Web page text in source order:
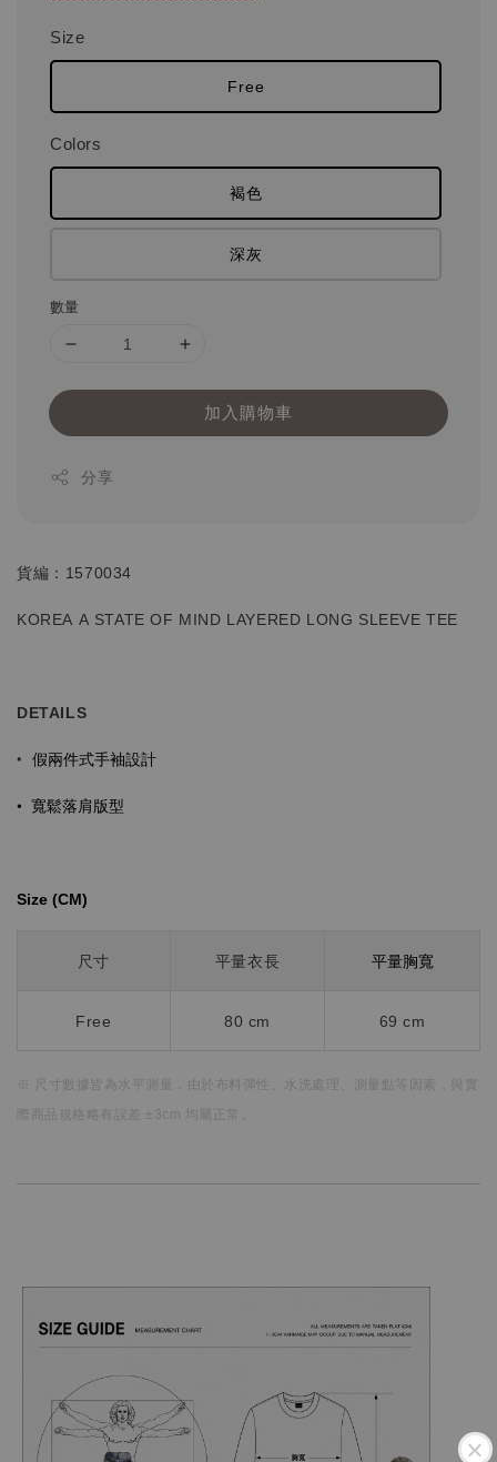
Size
Free
Colors
褐色
深灰
數量
加入購物車
分享
貨編：1570034
KOREA A STATE OF MIND LAYERED LONG SLEEVE TEE
DETAILS
• 假兩件式手袖設計
• 寬鬆落肩版型
Size (CM)⁡⁡
尺寸 平量衣長 平量胸寬
Free 80 cm 69 cm
※ 尺寸數據皆為水平測量， 由於布料彈性、水洗處理、測量點等因素，
際商品規格略有誤差 ±3cm 均屬正常。